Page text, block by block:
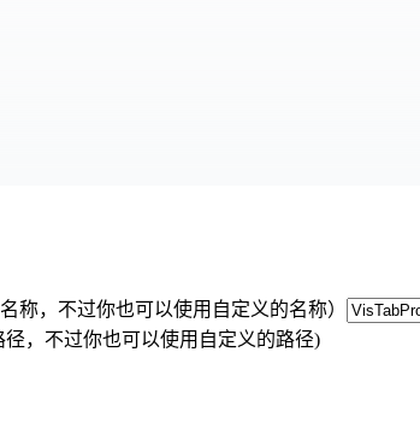
称，不过你也可以使用自定义的名称）
，不过你也可以使用自定义的路径)